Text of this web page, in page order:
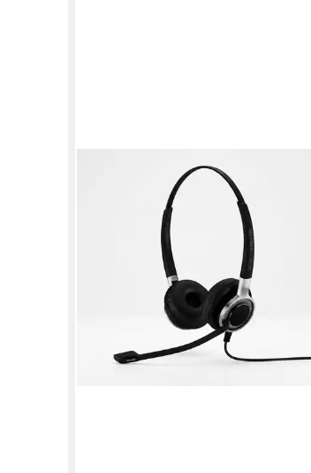
EPOS IMPACT SC 660 ANC USB
Stereo-Headset
mtl. in 12 Raten
in 6-7 Werktagen bei dir